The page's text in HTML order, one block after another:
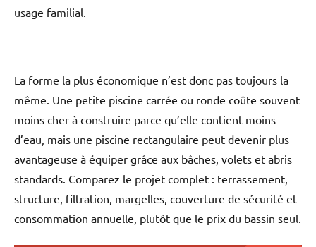
usage familial.
La forme la plus économique n’est donc pas toujours la
même. Une petite piscine carrée ou ronde coûte souvent
moins cher à construire parce qu’elle contient moins
d’eau, mais une piscine rectangulaire peut devenir plus
avantageuse à équiper grâce aux bâches, volets et abris
standards. Comparez le projet complet : terrassement,
structure, filtration, margelles, couverture de sécurité et
consommation annuelle, plutôt que le prix du bassin seul.